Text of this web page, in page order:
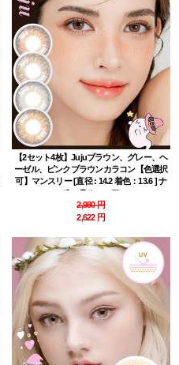
【2セット4枚】Jujuブラウン、グレー、ヘ
ーゼル、ピンクブラウンカラコン【色選択
可】マンスリー [直径 : 14.2 着色：13.6 ] ナ
チュラルハーフ
2,980 円
2,622 円